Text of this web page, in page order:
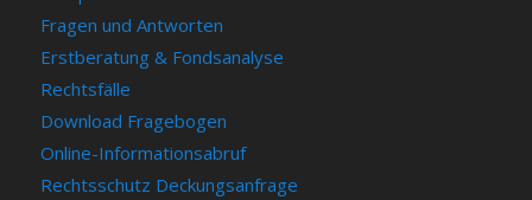
Fragen und Antworten
Erstberatung & Fondsanalyse
Rechtsfälle
Download Fragebogen
Online-Informationsabruf
Rechtsschutz Deckungsanfrage